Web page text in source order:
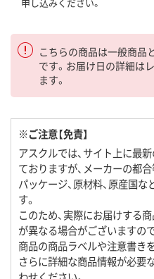
こちらの商品は一般商品
です。お届け日の詳細は
ます。
※ご注意【免責】
アスクルでは、サイト上に最
ておりますが、メーカーの都合
パッケージ、原材料、原産国
す。
このため、実際にお届けする
が異なる場合がございますの
商品の商品ラベルや注意書き
さらに詳細な商品情報が必要